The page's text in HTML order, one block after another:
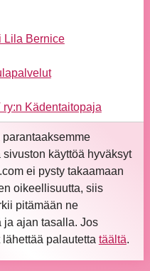
Lila Bernice
ry:n Kädentaitopaja
käyttöä hyväksyt
ei pysty takaamaan
oikeellisuutta, siis
pitämään ne
ja ajan tasalla. Jos
palautetta täältä.